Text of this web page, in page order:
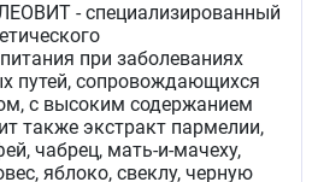
- специализированный
при заболеваниях
путей, сопровождающихся
с высоким содержанием
также экстракт пармелии,
чабрец, мать-и-мачеху,
яблоко, свеклу, черную